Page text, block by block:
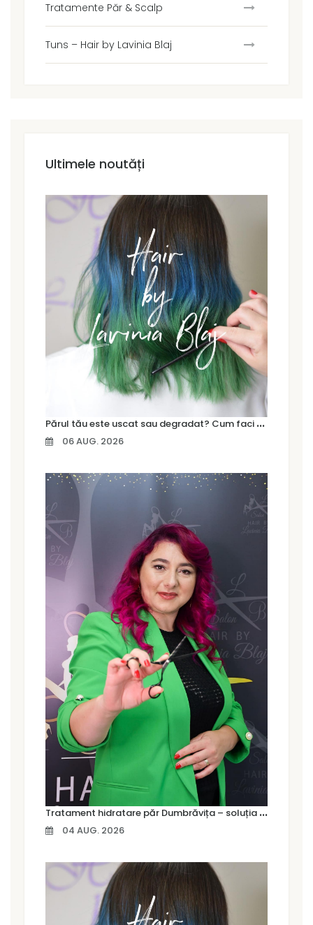
Tratamente Păr & Scalp
Tuns – Hair by Lavinia Blaj
Ultimele noutăți
P
ărul tău este uscat sau degradat? Cum faci diferența și ce tratament are nevoie
06 AUG. 2026
T
ratament hidratare păr Dumbrăvița – soluția pentru un păr moale, strălucitor și sănătos
04 AUG. 2026